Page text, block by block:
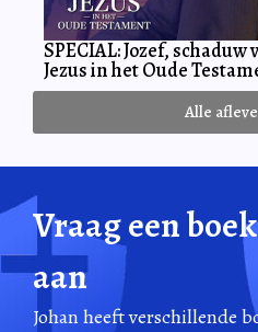
SPECIAL: Jozef, schaduw
Jezus in het Oude
Alle
Vraag een
aan
Johan heeft verschillende